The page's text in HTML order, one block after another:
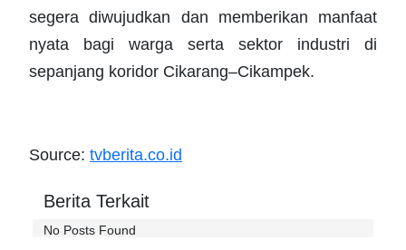
segera diwujudkan dan memberikan manfaat
nyata bagi warga serta sektor industri di
sepanjang koridor Cikarang–Cikampek.
Source: tvberita.co.id
Berita Terkait
No Posts Found